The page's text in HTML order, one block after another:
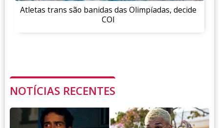
Atletas trans são banidas das Olimpíadas, decide
COI
NOTÍCIAS RECENTES